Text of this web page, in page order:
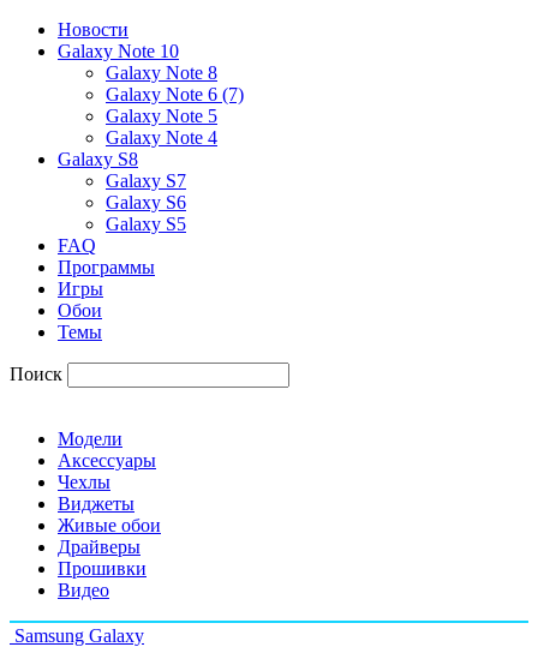
Новости
Galaxy Note 10
Galaxy Note 8
Galaxy Note 6 (7)
Galaxy Note 5
Galaxy Note 4
Galaxy S8
Galaxy S7
Galaxy S6
Galaxy S5
FAQ
Программы
Игры
Обои
Темы
Поиск
Модели
Аксессуары
Чехлы
Виджеты
Живые обои
Драйверы
Прошивки
Видео
Samsung Galaxy